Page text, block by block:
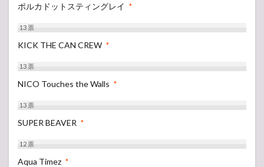
ポルカドットスティングレイ *
13票
KICK THE CAN CREW *
13票
NICO Touches the Walls *
13票
SUPER BEAVER *
12票
Aqua Timez *